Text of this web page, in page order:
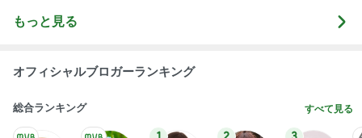
もっと見る
オフィシャルブロガーランキング
総合ランキング すべて見る